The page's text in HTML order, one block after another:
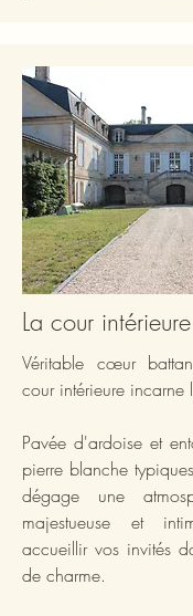
La cour intérieure
Véritable cœur
cour intérieure incarne
Pavée d'ardoise et
pierre blanche
dégage une
majestueuse et
accueillir vos invités
de charme.